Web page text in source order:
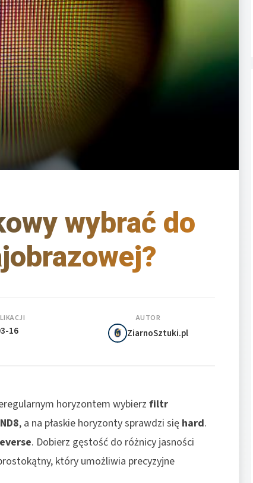
wybrać do
16
AUTOR
ZiarnoSztuki.pl
horyzontem wybierzfiltr
, a na płaskie horyzonty sprawdzi się hard.
. Dobierz gęstość do różnicy jasności
który umożliwia precyzyjne